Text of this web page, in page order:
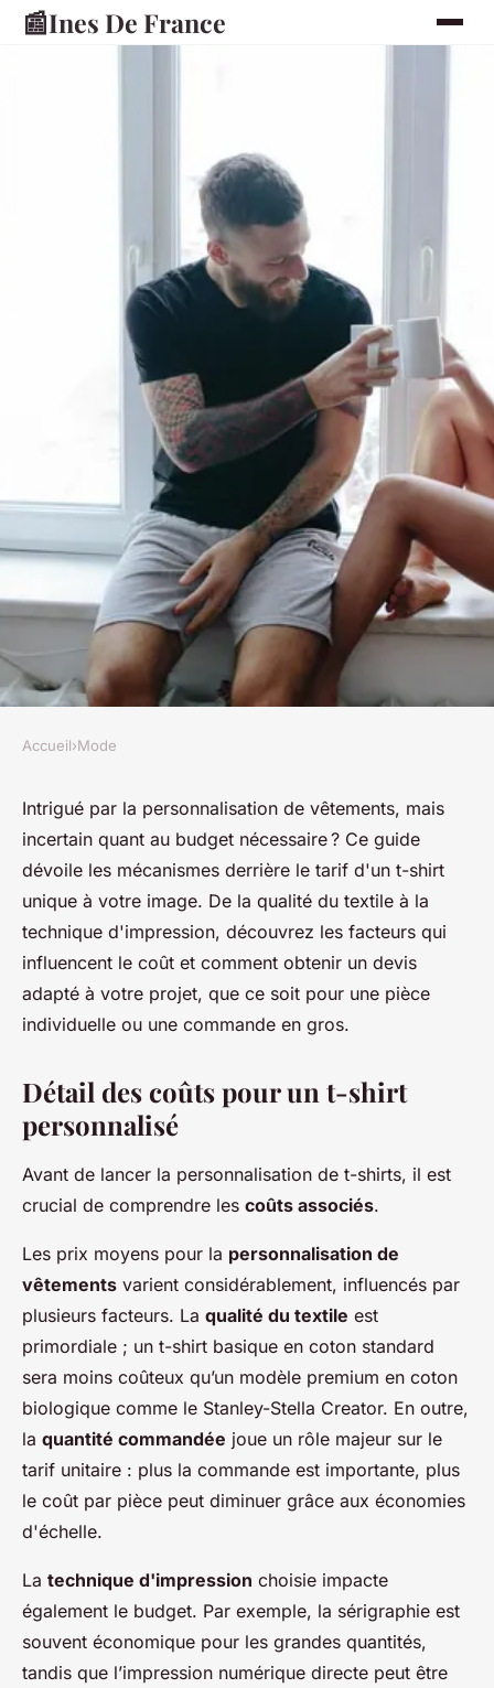
📰Ines De France
Vêtement personnalisé :
combien cela coûte ?
INESfr• 4 avril 2024•3 min de lecture
Accueil›Mode
Intrigué par la personnalisation de vêtements, mais
incertain quant au budget nécessaire ? Ce guide
dévoile les mécanismes derrière le tarif d'un t-shirt
unique à votre image. De la qualité du textile à la
technique d'impression, découvrez les facteurs qui
influencent le coût et comment obtenir un devis
adapté à votre projet, que ce soit pour une pièce
individuelle ou une commande en gros.
Détail des coûts pour un t-shirt
personnalisé
Avant de lancer la personnalisation de t-shirts, il est
crucial de comprendre les coûts associés.
Les prix moyens pour la personnalisation de
vêtements varient considérablement, influencés par
plusieurs facteurs. La qualité du textile est
primordiale ; un t-shirt basique en coton standard
sera moins coûteux qu’un modèle premium en coton
biologique comme le Stanley-Stella Creator. En outre,
la quantité commandée joue un rôle majeur sur le
tarif unitaire : plus la commande est importante, plus
le coût par pièce peut diminuer grâce aux économies
d'échelle.
La technique d'impression choisie impacte
également le budget. Par exemple, la sérigraphie est
souvent économique pour les grandes quantités,
tandis que l’impression numérique directe peut être